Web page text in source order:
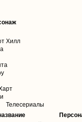
Хилл
Телесериалы